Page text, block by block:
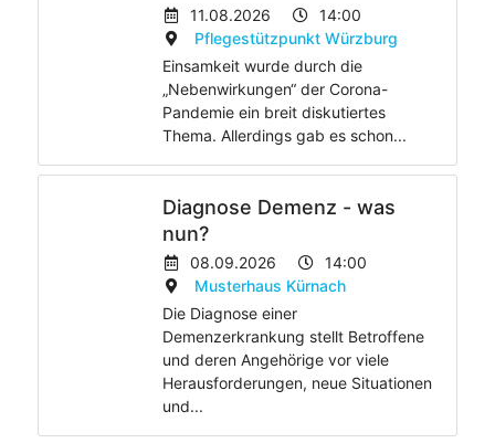
11.08.2026
14:00
Pflegestützpunkt Würzburg
Einsamkeit wurde durch die
„Nebenwirkungen“ der Corona-
Pandemie ein breit diskutiertes
Thema. Allerdings gab es schon...
Diagnose Demenz - was
nun?
08.09.2026
14:00
Musterhaus Kürnach
Die Diagnose einer
Demenzerkrankung stellt Betroffene
und deren Angehörige vor viele
Herausforderungen, neue Situationen
und...